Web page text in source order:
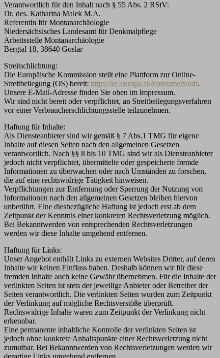
Verantwortlich für den Inhalt nach § 55 Abs. 2 RStV:
Dr. des. Katharina Malek M.A.
Referentin für Montanarchäologie
Niedersächsisches Landesamt für Denkmalpflege
Arbeitsstelle Montanarchäologie
Bergtal 18, 38640 Goslar
Streitschlichtung:
Die Europäische Kommission stellt eine Plattform zur Online-
Streitbeilegung (OS) bereit: https://ec.europa.eu/consumers/odr.
Unsere E-Mail-Adresse finden Sie oben im Impressum.
Wir sind nicht bereit oder verpflichtet, an Streitbeilegungsverfahren
vor einer Verbraucherschlichtungsstelle teilzunehmen.
Haftung für Inhalte:
Als Diensteanbieter sind wir gemäß § 7 Abs.1 TMG für eigene
Inhalte auf diesen Seiten nach den allgemeinen Gesetzen
verantwortlich. Nach §§ 8 bis 10 TMG sind wir als Diensteanbieter
jedoch nicht verpflichtet, übermittelte oder gespeicherte fremde
Informationen zu überwachen oder nach Umständen zu forschen,
die auf eine rechtswidrige Tätigkeit hinweisen.
Verpflichtungen zur Entfernung oder Sperrung der Nutzung von
Informationen nach den allgemeinen Gesetzen bleiben hiervon
unberührt. Eine diesbezügliche Haftung ist jedoch erst ab dem
Zeitpunkt der Kenntnis einer konkreten Rechtsverletzung möglich.
Bei Bekanntwerden von entsprechenden Rechtsverletzungen
werden wir diese Inhalte umgehend entfernen.
Haftung für Links:
Unser Angebot enthält Links zu externen Websites Dritter, auf deren
Inhalte wir keinen Einfluss haben. Deshalb können wir für diese
fremden Inhalte auch keine Gewähr übernehmen. Für die Inhalte der
verlinkten Seiten ist stets der jeweilige Anbieter oder Betreiber der
Seiten verantwortlich. Die verlinkten Seiten wurden zum Zeitpunkt
der Verlinkung auf mögliche Rechtsverstöße überprüft.
Rechtswidrige Inhalte waren zum Zeitpunkt der Verlinkung nicht
erkennbar.
Eine permanente inhaltliche Kontrolle der verlinkten Seiten ist
jedoch ohne konkrete Anhaltspunkte einer Rechtsverletzung nicht
zumutbar. Bei Bekanntwerden von Rechtsverletzungen werden wir